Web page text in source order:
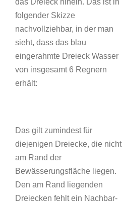
folgender Skizze
nachvollziehbar, in der man
sieht, dass das blau
eingerahmte Dreieck Wasser
von insgesamt 6 Regnern
erhält:
Das gilt zumindest für
diejenigen Dreiecke, die nicht
am Rand der
Bewässerungsfläche liegen.
Den am Rand liegenden
Dreiecken fehlt ein Nachbar-